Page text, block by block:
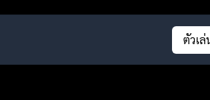
ตัวเ